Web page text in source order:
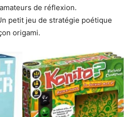
de réflexion.
petit jeu de stratégie poétique
origami.